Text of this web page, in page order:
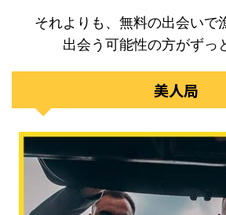
それよりも、無料の出会いで
出会う可能性の方がずっ
美人局